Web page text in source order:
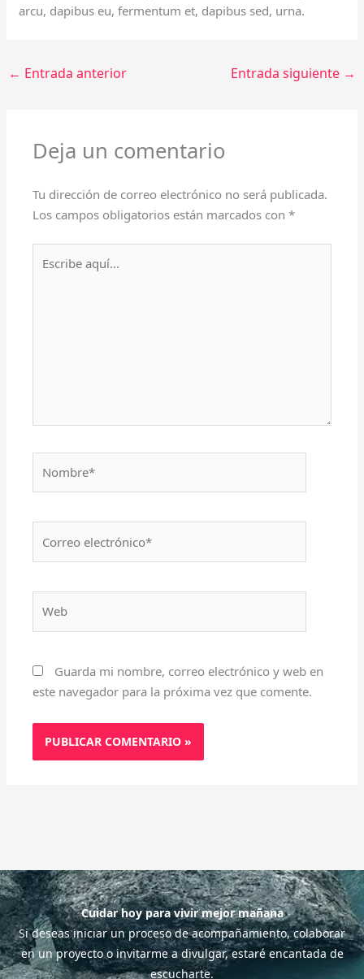
arcu, dapibus eu, fermentum et, dapibus sed, urna.
← Entrada anterior Entrada siguiente →
Deja un comentario
Tu dirección de correo electrónico no será publicada.
Los campos obligatorios están marcados con*
aquí...
electrónico*
Guarda mi nombre, correo electrónico y web en
este navegador para la próxima vez que comente.
Cuidar hoy para vivir mejor mañana
Si deseas iniciar un proceso de acompañamiento, colaborar
en un proyecto o invitarme a divulgar, estaré encantada de
escucharte.